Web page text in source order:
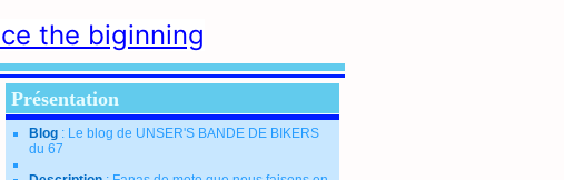
the biginning
Présentation
Blog : Le blog de UNSER'S BANDE DE BIKERS
du 67